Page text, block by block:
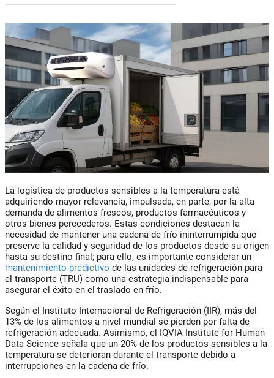
La logística de productos sensibles a la temperatura está
adquiriendo mayor relevancia, impulsada, en parte, por la alta
demanda de alimentos frescos, productos farmacéuticos y
otros bienes perecederos. Estas condiciones destacan la
necesidad de mantener una cadena de frío ininterrumpida que
preserve la calidad y seguridad de los productos desde su origen
hasta su destino final; para ello, es importante considerar un
mantenimiento predictivo de las unidades de refrigeración para
el transporte (TRU) como una estrategia indispensable para
asegurar el éxito en el traslado en frío.
Según el Instituto Internacional de Refrigeración (IIR), más del
13% de los alimentos a nivel mundial se pierden por falta de
refrigeración adecuada. Asimismo, el IQVIA Institute for Human
Data Science señala que un 20% de los productos sensibles a la
temperatura se deterioran durante el transporte debido a
interrupciones en la cadena de frío.